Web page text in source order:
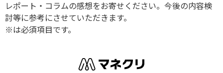
レポート・コラムの感想をお寄せください。今後の内容検
討等に参考にさせていただきます。
※は必須項目です。